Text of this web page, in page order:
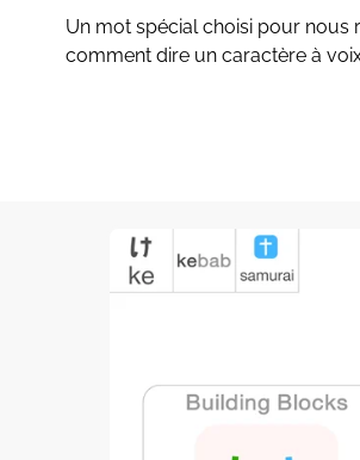
Un mot spécial choisi pour nous
comment dire un caractère à